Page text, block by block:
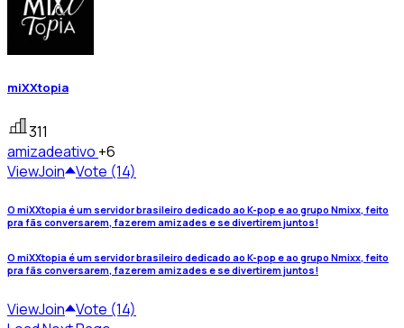
miXXtopia
311
amizadeativo +6
ViewJoin Vote (14)
O miXXtopia é um servidor brasileiro dedicado ao K-pop e ao grupo Nmixx, feito
pra fãs conversarem, fazerem amizades e se divertirem juntos!
O miXXtopia é um servidor brasileiro dedicado ao K-pop e ao grupo Nmixx, feito
pra fãs conversarem, fazerem amizades e se divertirem juntos!
ViewJoin Vote (14)